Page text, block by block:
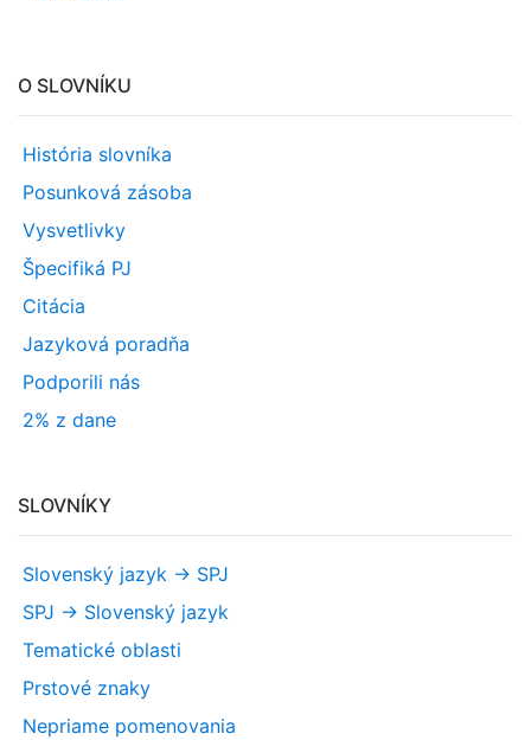
O SLOVNÍKU
História slovníka
Posunková zásoba
Vysvetlivky
Špecifiká PJ
Citácia
Jazyková poradňa
Podporili nás
2% z dane
SLOVNÍKY
Slovenský jazyk -> SPJ
SPJ -> Slovenský jazyk
Tematické oblasti
Prstové znaky
Nepriame pomenovania